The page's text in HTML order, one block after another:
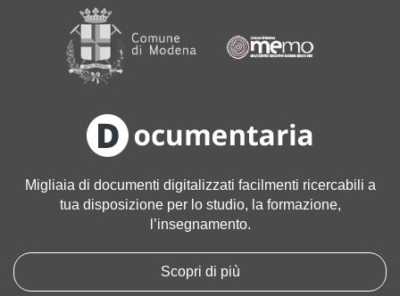
Migliaia di documenti digitalizzati facilmenti ricercabili a
tua disposizione per lo studio, la formazione,
l’insegnamento.
Scopri di più